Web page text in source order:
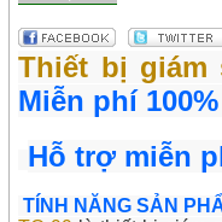
Thiết bị giám
Miễn phí 100%
Hỗ trợ miễn
TÍNH NĂNG SẢN